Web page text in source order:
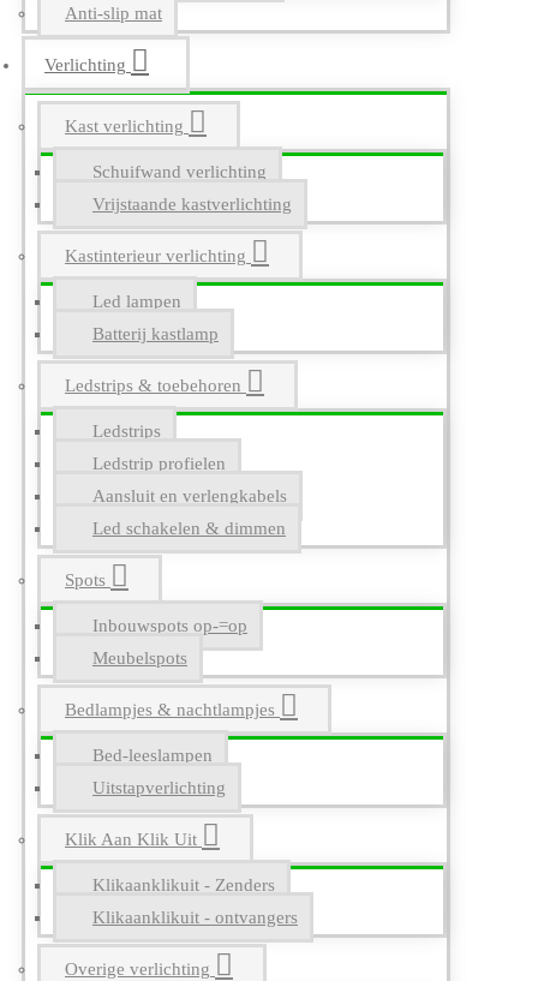
Anti-slip mat
Verlichting
Kast verlichting
Schuifwand verlichting
Vrijstaande kastverlichting
Kastinterieur verlichting
Led lampen
Batterij kastlamp
Ledstrips & toebehoren
Ledstrips
Ledstrip profielen
Aansluit en verlengkabels
Led schakelen & dimmen
Spots
Inbouwspots op-=op
Meubelspots
Bedlampjes & nachtlampjes
Bed-leeslampen
Uitstapverlichting
Klik Aan Klik Uit
Klikaanklikuit - Zenders
Klikaanklikuit - ontvangers
Overige verlichting